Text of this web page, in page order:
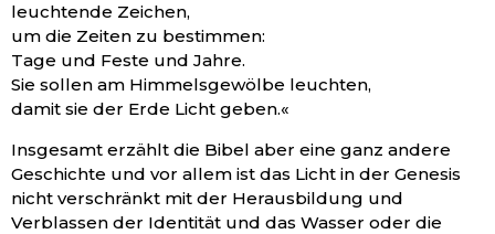
leuchtende Zeichen,
um die Zeiten zu bestimmen:
Tage und Feste und Jahre.
Sie sollen am Himmelsgewölbe leuchten,
damit sie der Erde Licht geben.«
Insgesamt erzählt die Bibel aber eine ganz andere
Geschichte und vor allem ist das Licht in der Genesis
nicht verschränkt mit der Herausbildung und
Verblassen der Identität und das Wasser oder die